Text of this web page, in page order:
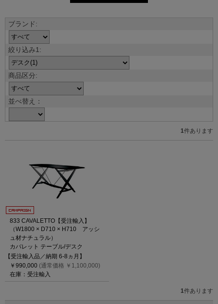
並べ替え：
1件あります
833 CAVALETTO【受注輸入】
（W1800 × D710 × H710 アッシ
ュ材ナチュラル）
カバレット テーブル/デスク
【受注輸入品／納期 6-8ヵ月】
￥990,000 (通常価格 ￥1,100,000)
在庫：受注輸入
1件あります